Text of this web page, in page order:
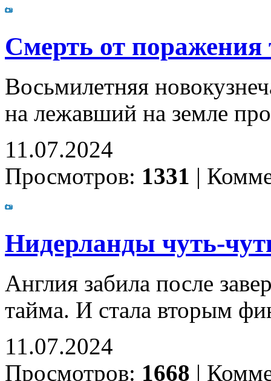
Смерть от поражения
Восьмилетняя
на лежавший на земле
11.07.2024
Просмотров: 1331 |
Нидерланды чуть-
Англия забила после
тайма. И стала вторым
11.07.2024
Просмотров: 1668 |